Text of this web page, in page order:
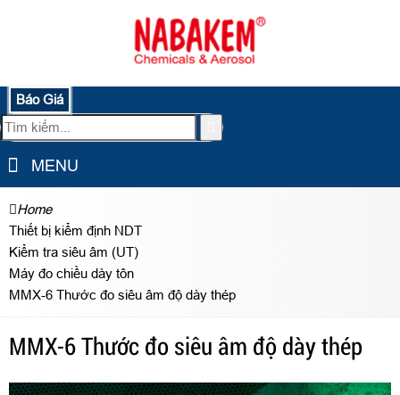
Báo Giá
MENU
Home
Thiết bị kiểm định NDT
Kiểm tra siêu âm (UT)
Máy đo chiều dày tôn
MMX-6 Thước đo siêu âm độ dày thép
MMX-6 Thước đo siêu âm độ dày thép